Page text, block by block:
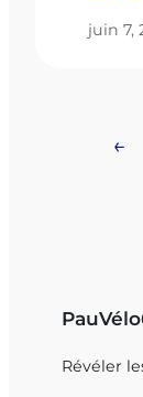
juin 7,
←
Révéler